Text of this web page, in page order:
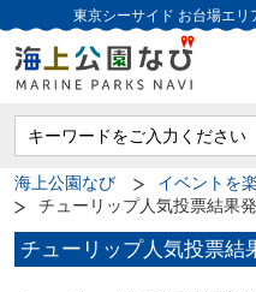
東京シーサイド お台場エリ
海上公園なび イベントを
チューリップ人気投票結果発
チューリップ人気投票結